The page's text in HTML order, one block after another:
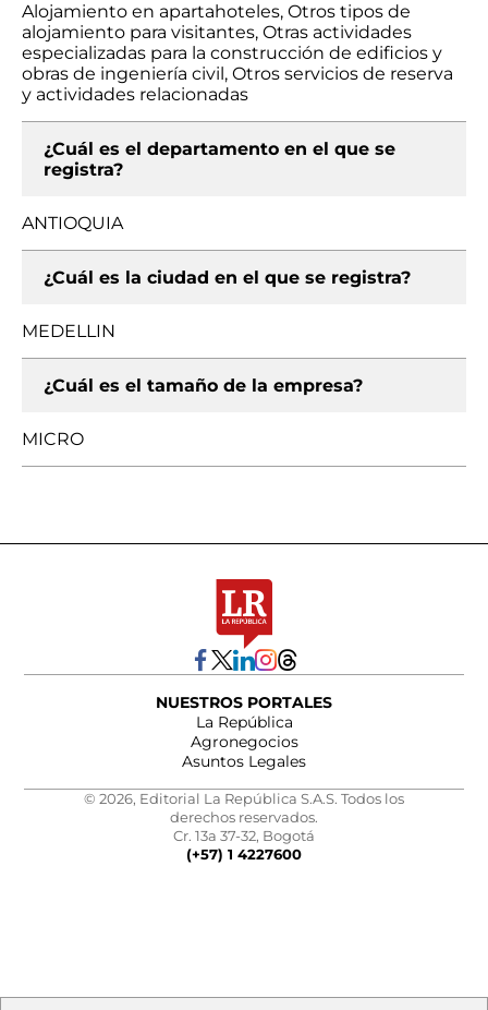
Alojamiento en apartahoteles, Otros tipos de
alojamiento para visitantes, Otras actividades
especializadas para la construcción de edificios y
obras de ingeniería civil, Otros servicios de reserva
y actividades relacionadas
¿Cuál es el departamento en el que se
registra?
ANTIOQUIA
¿Cuál es la ciudad en el que se registra?
MEDELLIN
¿Cuál es el tamaño de la empresa?
MICRO
NUESTROS PORTALES
La República
Agronegocios
Asuntos Legales
© 2026, Editorial La República S.A.S. Todos los
derechos reservados.
Cr. 13a 37-32, Bogotá
(+57) 1 4227600